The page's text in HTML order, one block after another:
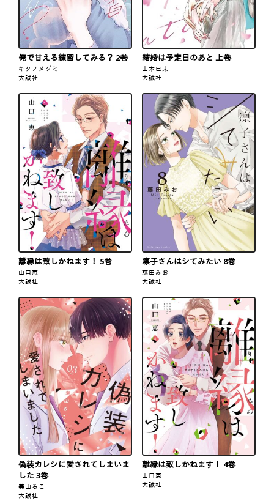
俺で甘える練習してみる？ 2巻
キタノメグミ
大誠社
結婚は予定日のあと 上巻
山本巳未
大誠社
離縁は致しかねます！ 5巻
山口恵
大誠社
凛子さんはシてみたい 8巻
藤田みお
大誠社
偽装カレシに愛されてしまいま
した 3巻
美山るこ
大誠社
離縁は致しかねます！ 4巻
山口恵
大誠社